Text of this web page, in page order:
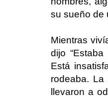
su sueño de
Mientras
dijo
Está
rodeaba.
llevaron a